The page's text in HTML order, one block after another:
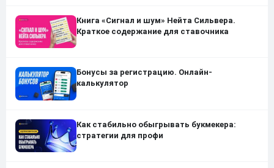
Книга «Сигнал и шум» Нейта Сильвера.
Краткое содержание для ставочника
Бонусы за регистрацию. Онлайн-
калькулятор
Как стабильно обыгрывать букмекера:
стратегии для профи